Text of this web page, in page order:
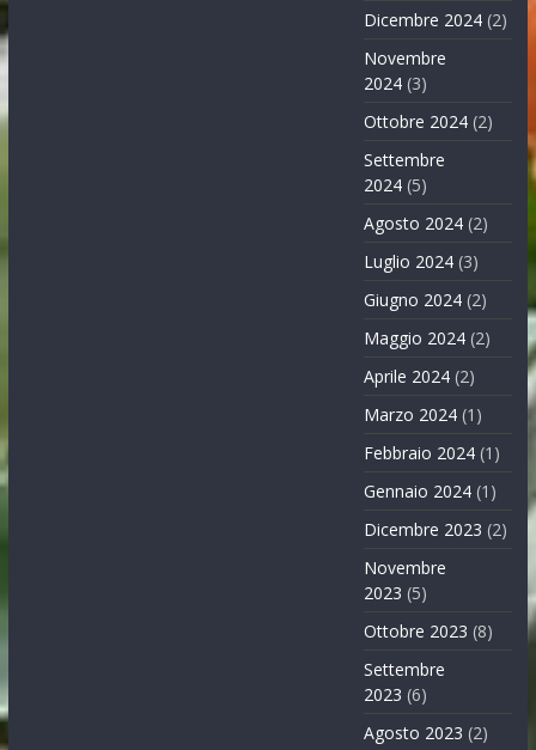
Dicembre 2024 (2)
Novembre
2024 (3)
Ottobre 2024 (2)
Settembre
2024 (5)
Agosto 2024 (2)
Luglio 2024 (3)
Giugno 2024 (2)
Maggio 2024 (2)
Aprile 2024 (2)
Marzo 2024 (1)
Febbraio 2024 (1)
Gennaio 2024 (1)
Dicembre 2023 (2)
Novembre
2023 (5)
Ottobre 2023 (8)
Settembre
2023 (6)
Agosto 2023 (2)